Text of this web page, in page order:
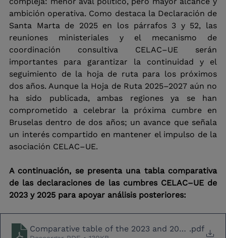
ambición operativa. Como destaca la Declaración de
Santa Marta de 2025 en los párrafos 3 y 52, las
reuniones ministeriales y el mecanismo de
coordinación consultiva CELAC–UE serán
importantes para garantizar la continuidad y el
seguimiento de la hoja de ruta para los próximos
dos años. Aunque la Hoja de Ruta 2025–2027 aún no
ha sido publicada, ambas regiones ya se han
comprometido a celebrar la próxima cumbre en
Bruselas dentro de dos años; un avance que señala
un interés compartido en mantener el impulso de la
asociación CELAC–UE.
A continuación, se presenta una tabla comparativa
de las declaraciones de las cumbres CELAC–UE de
2023 y 2025 para apoyar análisis posteriores:
Comparative table of the 2023 and 2025 .pdf